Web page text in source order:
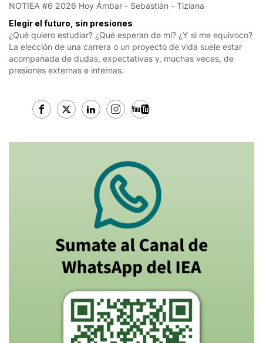
NOTIEA #6 2026 Hoy Ámbar - Sebastián - Tiziana
Elegir el futuro, sin presiones
¿Qué quiero estudiar? ¿Qué esperan de mí? ¿Y si me equivoco?
La elección de una carrera o un proyecto de vida suele estar
acompañada de dudas, expectativas y, muchas veces, de
presiones externas e internas.